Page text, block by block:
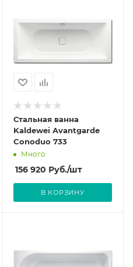
Стальная ванна
Kaldewei Avantgarde
Conoduo 733
Много
156 920 Руб./шт
В КОРЗИНУ